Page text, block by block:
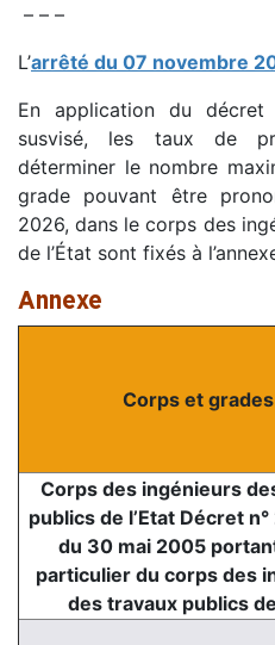
– – –
L’arrêté du 07 novembre
En application du
susvisé, les taux de
déterminer le nombre
grade pouvant être
2026, dans le corps des
de l’État sont fixés à
Annexe
Corps et grades
Corps des ingénieurs
publics de l’Etat Décret
du 30 mai 2005
particulier du corps des
des travaux publics